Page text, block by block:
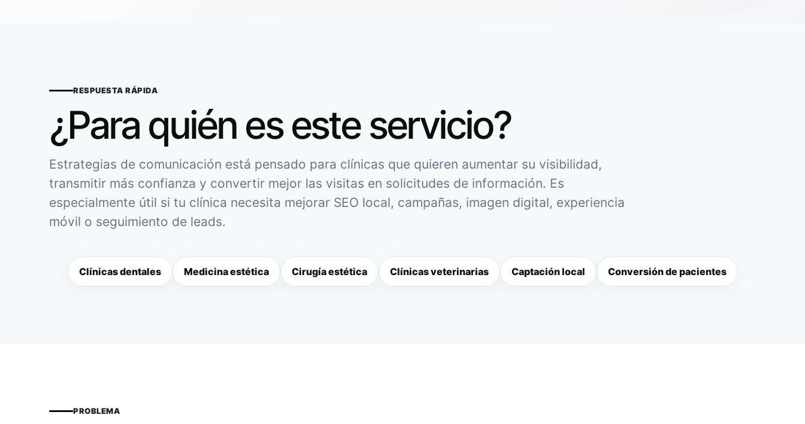
RESPUESTA RÁPIDA
¿Para quién es este servicio?
Estrategias de comunicación está pensado para clínicas que quieren aumentar su visibilidad,
transmitir más confianza y convertir mejor las visitas en solicitudes de información. Es
especialmente útil si tu clínica necesita mejorar SEO local, campañas, imagen digital, experiencia
móvil o seguimiento de leads.
Clínicas dentales Medicina estética Cirugía estética Clínicas veterinarias Captación local Conversión de pacientes
PROBLEMA